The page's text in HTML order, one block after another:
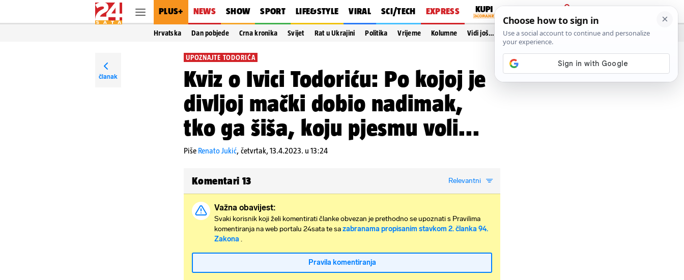
PLUS+ NEWS SHOW SPORT LIFE&STYLE VIRAL SCI/TECH EXPRESS
PRIJAVA
Hrvatska Dan pobjede Crna kronika Svijet Rat u Ukrajini Politika Vrijeme Kolumne Vidi još…
članak
UPOZNAJTE TODORIĆA
Kviz o Ivici Todoriću: Po kojoj je
divljoj mački dobio nadimak,
tko ga šiša, koju pjesmu voli...
Piše Renato Jukić, četvrtak, 13.4.2023. u 13:24
Komentari 13 Relevantni
Važna obavijest:
Svaki korisnik koji želi komentirati članke obvezan je prethodno se upoznati s Pravilima
komentiranja na web portalu 24sata te sazabranama propisanim stavkom 2. članka 94.
Zakona .
Pravila komentiranja